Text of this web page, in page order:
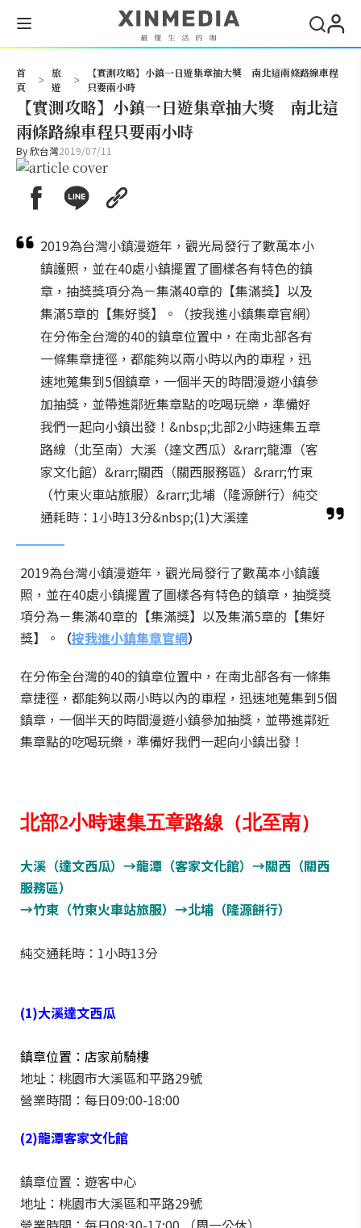
首
頁
>
旅
遊
>
【實測攻略】小鎮一日遊集章抽大獎 南北這兩條路線車程
只要兩小時
【實測攻略】小鎮一日遊集章抽大獎 南北這
兩條路線車程只要兩小時
By欣台灣2019/07/11
2019為台灣小鎮漫遊年，觀光局發行了數萬本小
鎮護照，並在40處小鎮擺置了圖樣各有特色的鎮
章，抽獎獎項分為－集滿40章的【集滿獎】以及
集滿5章的【集好獎】。（按我進小鎮集章官網）
在分佈全台灣的40的鎮章位置中，在南北部各有
一條集章捷徑，都能夠以兩小時以內的車程，迅
速地蒐集到5個鎮章，一個半天的時間漫遊小鎮參
加抽獎，並帶進鄰近集章點的吃喝玩樂，準備好
我們一起向小鎮出發！&nbsp;北部2小時速集五章
路線（北至南）大溪（達文西瓜）&rarr;龍潭（客
家文化館）&rarr;關西（關西服務區）&rarr;竹東
（竹東火車站旅服）&rarr;北埔（隆源餅行）純交
通耗時：1小時13分&nbsp;(1)大溪達
2019為台灣小鎮漫遊年，觀光局發行了數萬本小鎮護
照，並在40處小鎮擺置了圖樣各有特色的鎮章，抽獎獎
項分為－集滿40章的【集滿獎】以及集滿5章的【集好
獎】。
（按我進小鎮集章官網）
在分佈全台灣的40的鎮章位置中，在南北部各有一條集
章捷徑，都能夠以兩小時以內的車程，迅速地蒐集到5個
鎮章，一個半天的時間漫遊小鎮參加抽獎，並帶進鄰近
集章點的吃喝玩樂，準備好我們一起向小鎮出發！
北部2小時速集五章路線（北至南）
大溪（達文西瓜）→龍潭（客家文化館）→關西（關西
服務區）
→竹東（竹東火車站旅服）→北埔（隆源餅行）
純交通耗時：1小時13分
(1)大溪達文西瓜
鎮章位置：店家前騎樓
地址：桃園市大溪區和平路29號
營業時間：每日09:00-18:00
(2)龍潭客家文化館
鎮章位置：遊客中心
地址：桃園市大溪區和平路29號